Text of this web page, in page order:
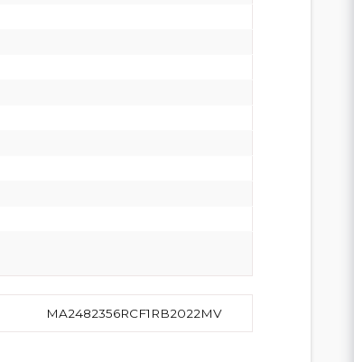
MA2482356RCF1RB2022MV